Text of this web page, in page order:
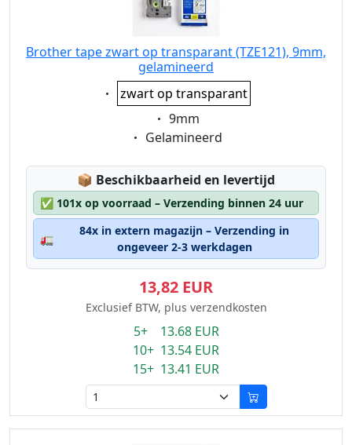
Brother tape zwart op transparant (TZE121), 9mm,
gelamineerd
Eigenschaft:
zwart op transparant
Eigenschaft:
9mm
Eigenschaft:
Gelamineerd
📦 Lagerstatus:
Beschikbaarheid en levertijd
✅ 101x op voorraad – Verzending binnen 24 uur
🚛
84x in extern magazijn – Verzending in
ongeveer 2-3 werkdagen
13,82 EUR
Exclusief BTW, plus verzendkosten
5+ 13.68 EUR
10+ 13.54 EUR
15+ 13.41 EUR